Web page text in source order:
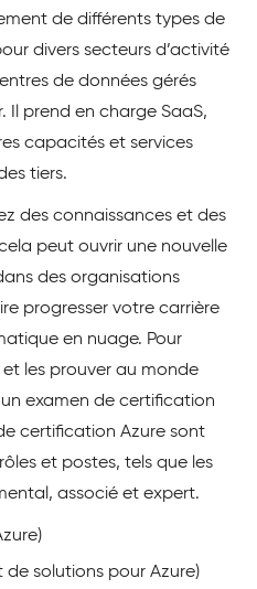
de différents types de
divers secteurs d’activité
de données gérés
Il prend en charge SaaS,
capacités et services
tiers.
des connaissances et des
peut ouvrir une nouvelle
des organisations
progresser votre carrière
en nuage. Pour
les prouver au monde
examen de certification
certification Azure sont
et postes, tels que les
associé et expert.
solutions pour Azure)